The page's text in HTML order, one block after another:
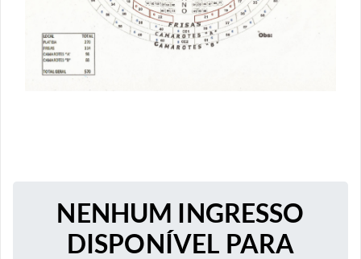
NENHUM INGRESSO
DISPONÍVEL PARA